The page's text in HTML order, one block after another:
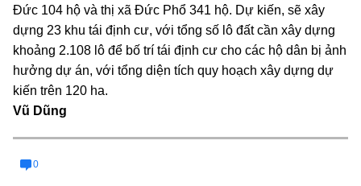
Đức 104 hộ và thị xã Đức Phổ 341 hộ. Dự kiến, sẽ xây
dựng 23 khu tái định cư, với tổng số lô đất cần xây dựng
khoảng 2.108 lô để bố trí tái định cư cho các hộ dân bị ảnh
hưởng dự án, với tổng diện tích quy hoạch xây dựng dự
kiến trên 120 ha.
Vũ Dũng
0